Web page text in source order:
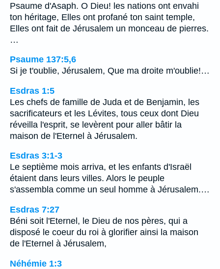
Psaume d'Asaph. O Dieu! les nations ont envahi
ton héritage, Elles ont profané ton saint temple,
Elles ont fait de Jérusalem un monceau de pierres.
…
Psaume 137:5,6
Si je t'oublie, Jérusalem, Que ma droite m'oublie!…
Esdras 1:5
Les chefs de famille de Juda et de Benjamin, les
sacrificateurs et les Lévites, tous ceux dont Dieu
réveilla l'esprit, se levèrent pour aller bâtir la
maison de l'Eternel à Jérusalem.
Esdras 3:1-3
Le septième mois arriva, et les enfants d'Israël
étaient dans leurs villes. Alors le peuple
s'assembla comme un seul homme à Jérusalem.…
Esdras 7:27
Béni soit l'Eternel, le Dieu de nos pères, qui a
disposé le coeur du roi à glorifier ainsi la maison
de l'Eternel à Jérusalem,
Néhémie 1:3